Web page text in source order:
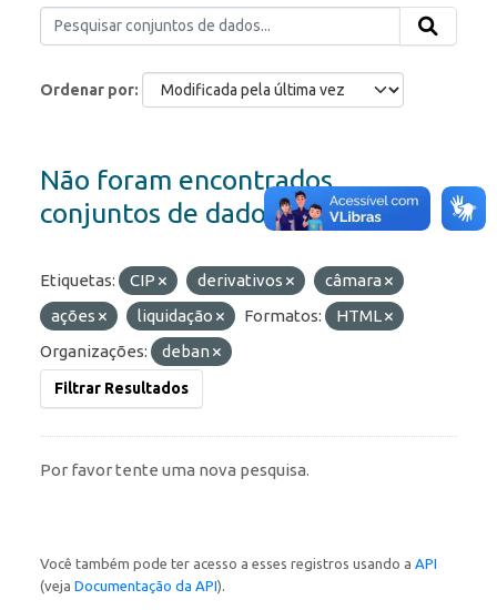
Ordenar por
Não foram encontrados
conjuntos de dados
Etiquetas: CIP derivativos
câmara
ações
liquidação Formatos:
HTML
Organizações:
deban
Filtrar Resultados
Por favor tente uma nova pesquisa.
Você também pode ter acesso a esses registros usando a API
(veja Documentação da API).